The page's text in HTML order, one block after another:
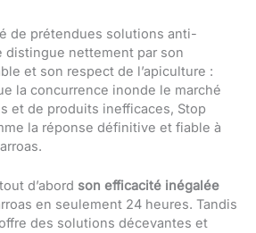
de prétendues solutions anti-
distingue nettement par son
et son respect de l’apiculture :
la concurrence inonde le marché
et de produits inefficaces, Stop
la réponse définitive et fiable à
d’abord son efficacité inégalée
en seulement 24 heures. Tandis
des solutions décevantes et